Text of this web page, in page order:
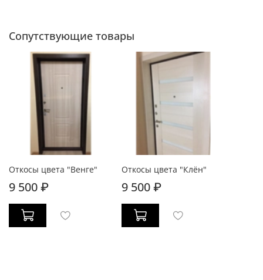
Сопутствующие товары
Откосы цвета "Венге"
9 500 ₽
Откосы цвета "Клён"
9 500 ₽